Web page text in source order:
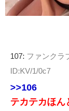
107: ファンクラ
ID:KV/1/0c7
>>106
テカテカほん